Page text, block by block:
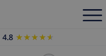
4.8 ★★★★★
★★★★★